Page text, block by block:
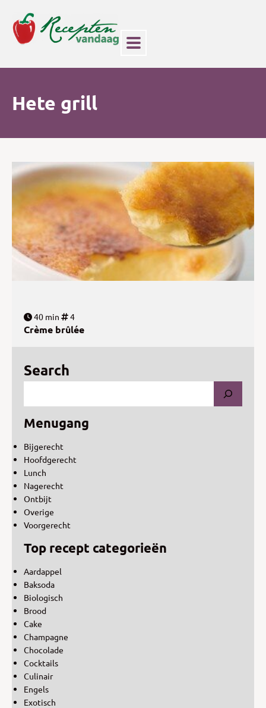
Hete grill
40 min 4
Crème brûlée
Search
Menugang
Bijgerecht
Hoofdgerecht
Lunch
Nagerecht
Ontbijt
Overige
Voorgerecht
Top recept categorieën
Aardappel
Baksoda
Biologisch
Brood
Cake
Champagne
Chocolade
Cocktails
Culinair
Engels
Exotisch